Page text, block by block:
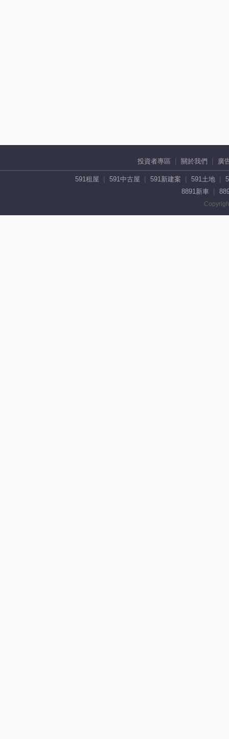
投資者專區 關於我們 廣
591租屋 591中古屋 591新建案 591土地
8891新車